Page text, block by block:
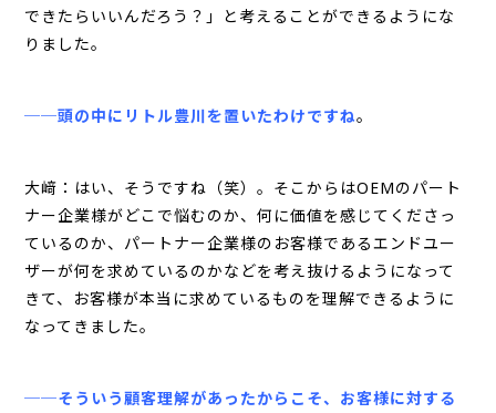
できたらいいんだろう？」と考えることができるようにな
りました。
──頭の中にリトル豊川を置いたわけですね。
大﨑：はい、そうですね（笑）。そこからはOEMのパート
ナー企業様がどこで悩むのか、何に価値を感じてくださっ
ているのか、パートナー企業様のお客様であるエンドユー
ザーが何を求めているのかなどを考え抜けるようになって
きて、お客様が本当に求めているものを理解できるように
なってきました。
──そういう顧客理解があったからこそ、お客様に対する